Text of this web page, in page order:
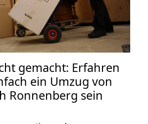
gemacht: Erfahren
ein Umzug von
Ronnenberg sein